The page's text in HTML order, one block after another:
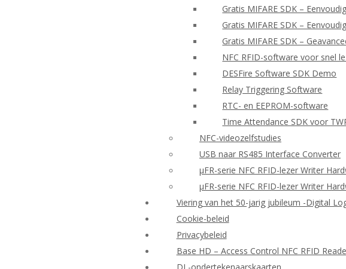
Gratis MIFARE SDK –
Gratis MIFARE SDK – Eenvoudig
Gratis MIFARE SDK –
NFC RFID-software voor snel
DESFire Software SDK Demo
Relay Triggering Software
RTC- en EEPROM-software
Time Attendance SDK voor
NFC-videozelfstudies
USB naar RS485 Interface Converter
μFR-serie NFC RFID-lezer Writer
μFR-serie NFC RFID-lezer Writer
Viering van het 50-jarig jubileum -Digital
Cookie-beleid
Privacybeleid
Base HD – Access Control NFC RFID